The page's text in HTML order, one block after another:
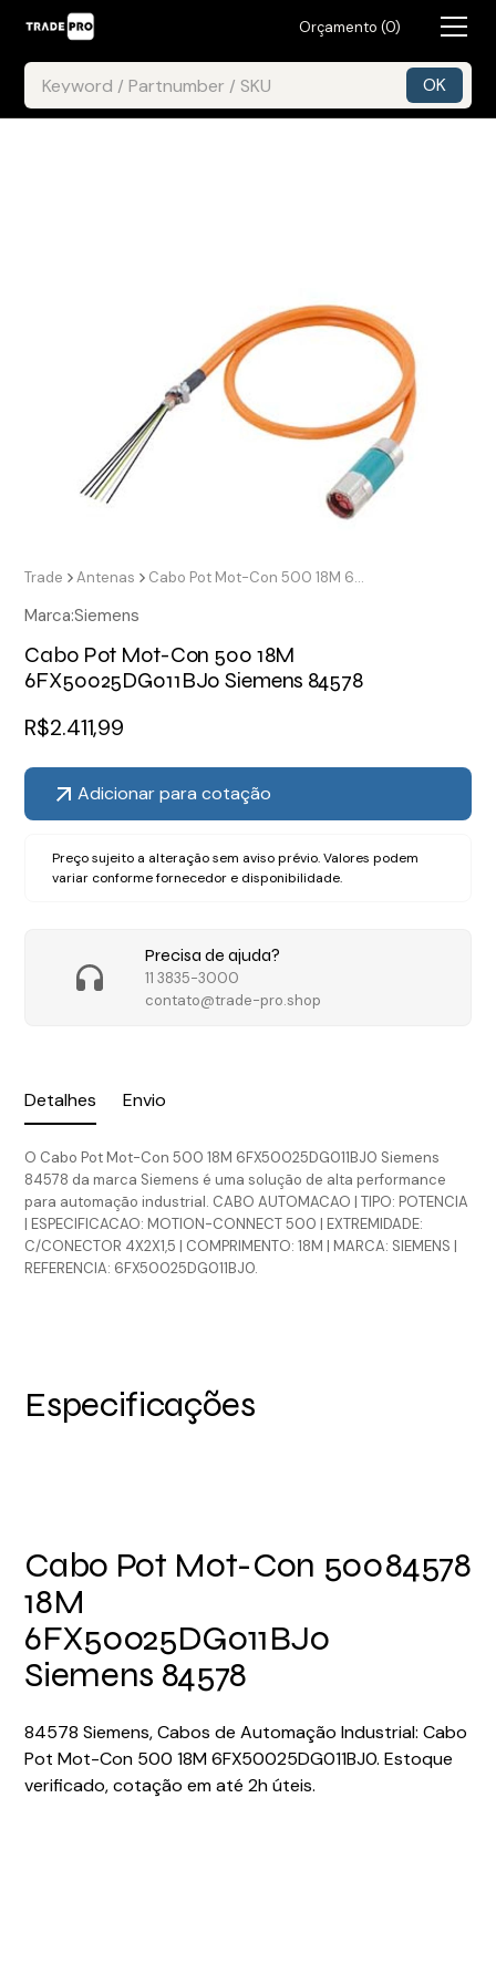
Orçamento (0)
Detalhes Envio
O Cabo Pot Mot-Con 500 18M 6FX50025DG011BJ0 Siemens
84578 da marca Siemens é uma solução de alta performance
para automação industrial. CABO AUTOMACAO | TIPO: POTENCIA
| ESPECIFICACAO: MOTION-CONNECT 500 | EXTREMIDADE:
C/CONECTOR 4X2X1,5 | COMPRIMENTO: 18M | MARCA: SIEMENS |
REFERENCIA: 6FX50025DG011BJ0.
Trade Antenas Cabo Pot Mot-Con 500 18M 6FX50025DG011BJ0 Siemens 84578
Marca:Siemens
Cabo Pot Mot-Con 500 18M
6FX50025DG011BJ0 Siemens 84578
R$2.411,99
Adicionar para cotação
Preço sujeito a alteração sem aviso prévio. Valores podem
variar conforme fornecedor e disponibilidade.
Precisa de ajuda?
11 3835-3000
contato@trade-pro.shop
Especificações
Cabo Pot Mot-Con 500
18M
6FX50025DG011BJ0
Siemens 84578
84578
84578 Siemens, Cabos de Automação Industrial: Cabo
Pot Mot-Con 500 18M 6FX50025DG011BJ0. Estoque
verificado, cotação em até 2h úteis.